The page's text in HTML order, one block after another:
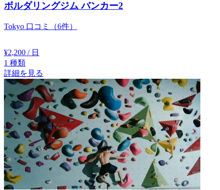
ボルダリングジム バンカー2
Tokyo 口コミ（6件）
¥2,200 / 日
1 種類
詳細を見る